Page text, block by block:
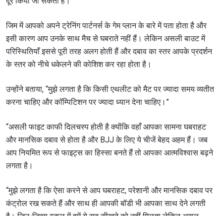
जिम में आपको अपने ट्रेनिंग पार्टनर्स के गेम प्लान के बारे में पता होता है और
इसी कारण आप उनके साथ मैच से घबराते नहीं हैं। लेकिन असली बाउट में
परिस्थितियाँ इससे पूरी तरह अलग होती हैं और दबाव का स्तर आपके प्रदर्शन
के स्तर को नीचे धकेलने की कोशिश कर रहा होता है।
उन्होंने बताया, “मुझे लगता है कि किसी एथलीट को मैट पर ज्यादा समय व्यतीत
करना चाहिए और कॉम्पिटिशन पर ज्यादा ध्यान देना चाहिए।”
“असली फाइट काफी दिलचस्प होती है क्योंकि वहाँ आपका सामना घबराहट
और मानसिक दबाव से होता है और BJJ के लिए ये चीजें बेहद अहम हैं। जब
आप नियमित रूप से फाइट्स का हिस्सा बनते हैं तो आपका आत्मविश्वास बढ़ने
लगता है।
“मुझे लगता है कि ऐसा करने से आप घबराहट, परेशानी और मानसिक दबाव पर
कंट्रोल रख सकते हैं और साथ ही आपकी बॉडी भी आपका साथ देने लगती